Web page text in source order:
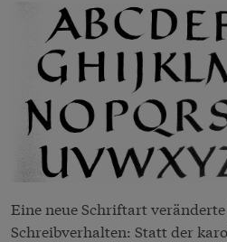
Eine neue Schriftart
Schreibverhalten: Statt der